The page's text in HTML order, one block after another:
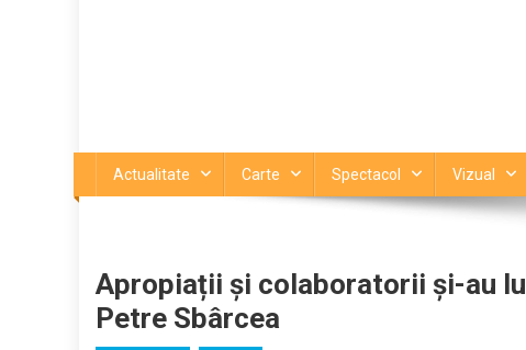
Actualitate Carte Spectacol Vizual
Apropiații și colaboratorii și-au
Petre Sbârcea